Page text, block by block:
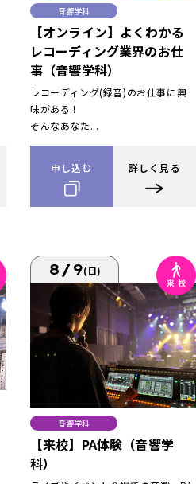
音響学科
【オンライン】よくわかる
レコーディング業界のお仕
事（音響学科）
レコーディング(録音)のお仕事に興
味がある！
そんなあなた...
申し込む 詳しく見る
8/9(日)
音響学科
【来校】PA体験（音響学
科）